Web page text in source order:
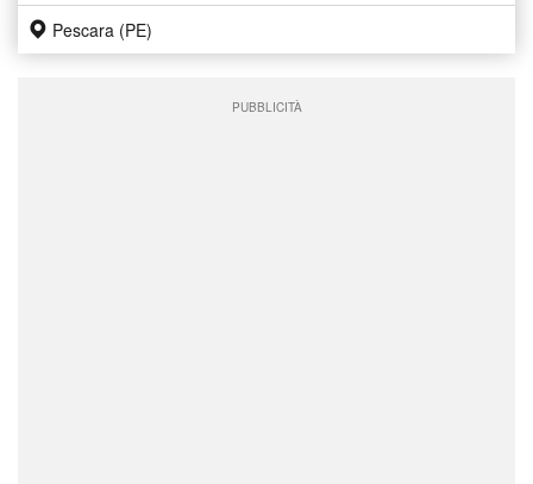
Pescara (PE)
PUBBLICITÀ